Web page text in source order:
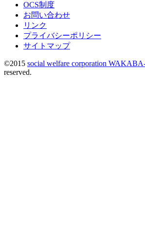
OCS制度
お問い合わせ
リンク
プライバシーポリシー
サイトマップ
©2015 social welfare corporation
reserved.